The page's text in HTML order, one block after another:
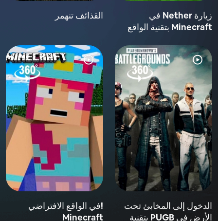
زيارة Nether في
Minecraft بتقنية الواقع
القذائف تنهمر
الدخول إلى المخابئ تحت
الأرض في PUGB بتقنية
!في الواقع الافتراضي
Minecraft